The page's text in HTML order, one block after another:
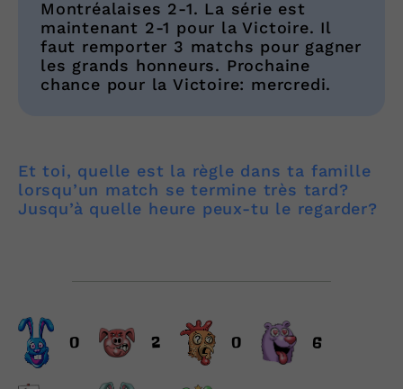
Montréalaises 2-1. La série est
maintenant 2-1 pour la Victoire. Il
faut remporter 3 matchs pour gagner
les grands honneurs. Prochaine
chance pour la Victoire: mercredi.
Et toi, quelle est la règle dans ta famille
lorsqu’un match se termine très tard?
Jusqu’à quelle heure peux-tu le regarder?
0 2 0 6